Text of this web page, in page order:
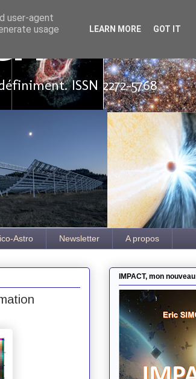
ISSN 2272-5768
Astro Newsletter A propos
IMPACT, mon
user-agent
usage
LEARN MORE GOT IT